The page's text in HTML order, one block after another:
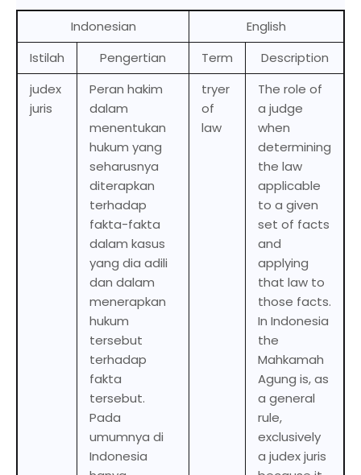
Indonesian
English
Istilah
Pengertian Term
Description
judex
juris
Peran hakim
dalam
menentukan
hukum yang
seharusnya
diterapkan
terhadap
fakta-fakta
dalam kasus
yang dia adili
dan dalam
menerapkan
hukum
tersebut
terhadap
fakta
tersebut.
Pada
umumnya di
Indonesia
tryer
of
law
The role of
a judge
when
determining
the law
applicable
to a given
set of facts
and
applying
that law to
those facts.
In Indonesia
the
Mahkamah
Agung is, as
a general
rule,
exclusively
a judex juris